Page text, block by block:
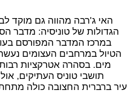
האי ג'רבה מהווה גם מוקד
הגדולות של טוניסיה: מדבר
במרכז המדבר המפורסם
הטיול במרחבים העצומים נעשה
מים. בסהרה אטרקציות
תושבי טוניס העתיקים,